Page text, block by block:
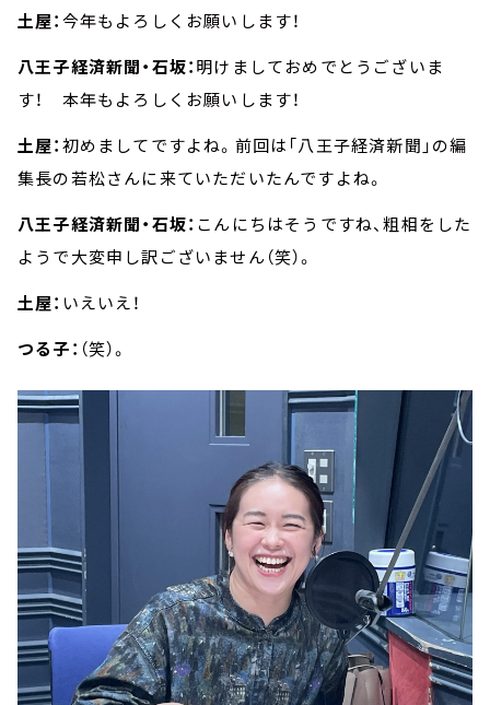
土屋：今年もよろしくお願いします！
八王子経済新聞・石坂：明けましておめでとうございま
す！ 本年もよろしくお願いします！
土屋：初めましてですよね。前回は「八王子経済新聞」の編
集長の若松さんに来ていただいたんですよね。
八王子経済新聞・石坂： こんにちはそうですね、粗相をした
ようで大変申し訳ございません（笑）。
土屋： いえいえ！
つる子： （笑）。